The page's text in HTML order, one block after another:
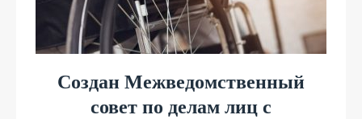
Создан Межведомственный
совет по делам лиц с